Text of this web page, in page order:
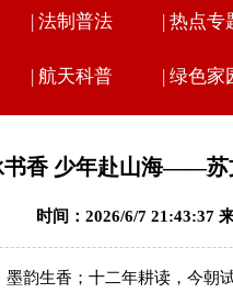
| 法制普法 | 热点专
| 航天科普 | 绿色家
书香 少年赴山海——苏
时间：2026/6/7 21:43:37
韵生香；十二年耕读，今朝